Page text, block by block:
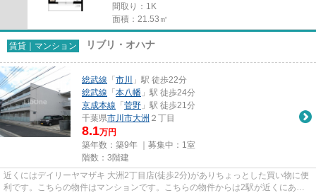
間取り：1K
面積：21.53㎡
賃貸｜マンション リブリ・オハナ
総武線 「 市川
」駅 徒歩22分
総武線 「 本八幡 」駅 徒歩24分
京成本線 「 菅野 」駅 徒歩21分
千葉県市川市大洲 ２丁目
8.1万円
築年数：築9年 ｜募集中： 1室
階数：3階建
近くにはデイリーヤマザキ 大洲2丁目店(徒歩2分)がありちょっとした買い物に便
利です。こちらの物件はマンションです。こちらの物件からは2駅が近くにあ